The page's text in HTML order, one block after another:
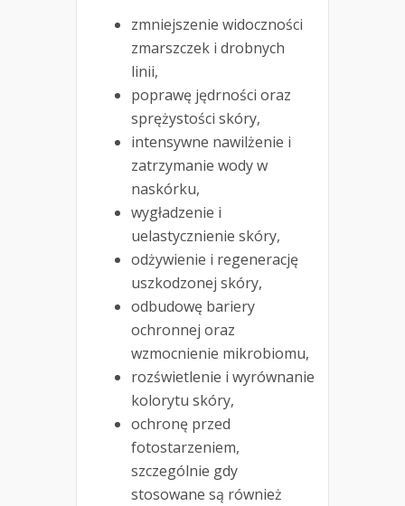
zmniejszenie widoczności
zmarszczek i drobnych
linii,
poprawę jędrności oraz
sprężystości skóry,
intensywne nawilżenie i
zatrzymanie wody w
naskórku,
wygładzenie i
uelastycznienie skóry,
odżywienie i regenerację
uszkodzonej skóry,
odbudowę bariery
ochronnej oraz
wzmocnienie mikrobiomu,
rozświetlenie i wyrównanie
kolorytu skóry,
ochronę przed
fotostarzeniem,
szczególnie gdy
stosowane są również